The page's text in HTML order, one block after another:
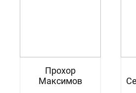
Прохор
Максимов